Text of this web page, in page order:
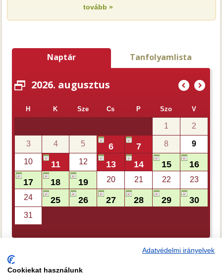
tovább »
Naptár Tanfolyamlista
2026. augusztus )
(
H K Sze Cs P Szo V
1 2
3 4 5 6 7 8 9
10 11 12 13 14 15
16
17
18 19 20 21 22 23
24 25 26 27 28 29 30
31
Adatvédelmi irányelvek
Cookiekat használunk